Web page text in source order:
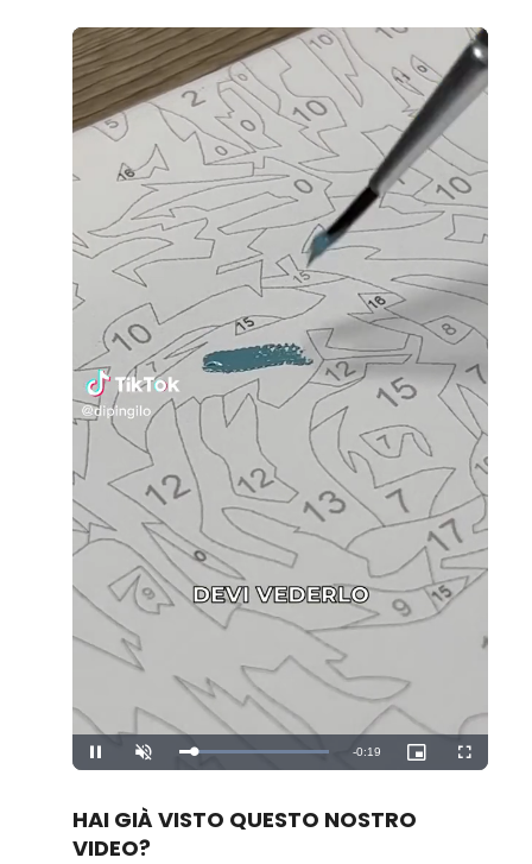
Pause Unmute Loaded:
Remaining
-0:19
Picture-
in-
Fullscreen
HAI GIÀ VISTO QUESTO NOSTRO
VIDEO?